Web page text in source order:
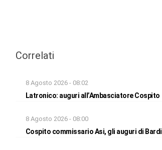
Correlati
8 Agosto 2026 - 08:02
Latronico: auguri all’Ambasciatore Cospito
8 Agosto 2026 - 08:00
Cospito commissario Asi, gli auguri di Bardi